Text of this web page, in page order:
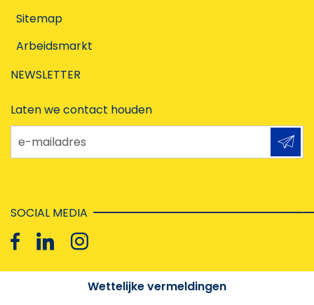
Sitemap
Arbeidsmarkt
NEWSLETTER
Laten we contact houden
e-mailadres
SOCIAL MEDIA
Wettelijke vermeldingen